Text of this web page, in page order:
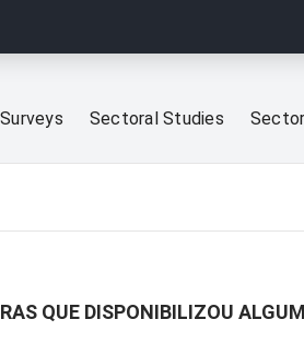
Sectoral Studies
QUE DISPONIBILIZOU